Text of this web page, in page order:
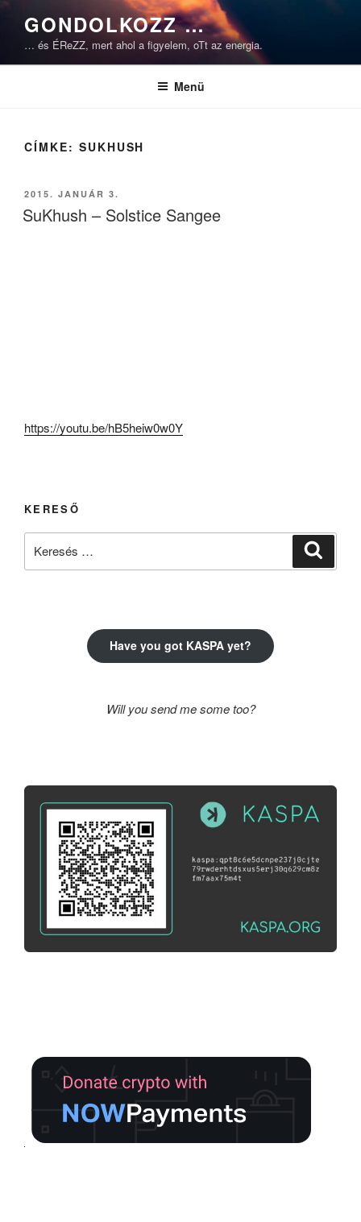
Tartalomhoz
GONDOLKOZZ …
… és ÉReZZ, mert ahol a figyelem, oTt az energia.
Menü
CÍMKE: SUKHUSH
BEKÜLDVE:
2015. JANUÁR 3.
SuKhush – Solstice Sangee
https://youtu.be/hB5heiw0w0Y
KERESŐ
Have you got KASPA yet?
Will you send me some too?